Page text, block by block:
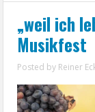
„weil ich
Musikfest
Posted by Reiner